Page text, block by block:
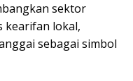
sektor
kearifan lokal,
sebagai simbol